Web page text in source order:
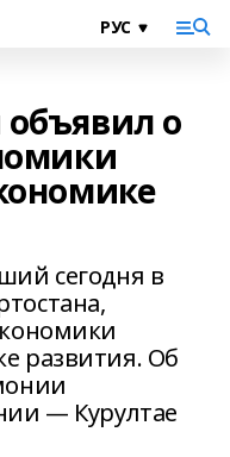
о
сегодня в
развития. Об
— Курултае